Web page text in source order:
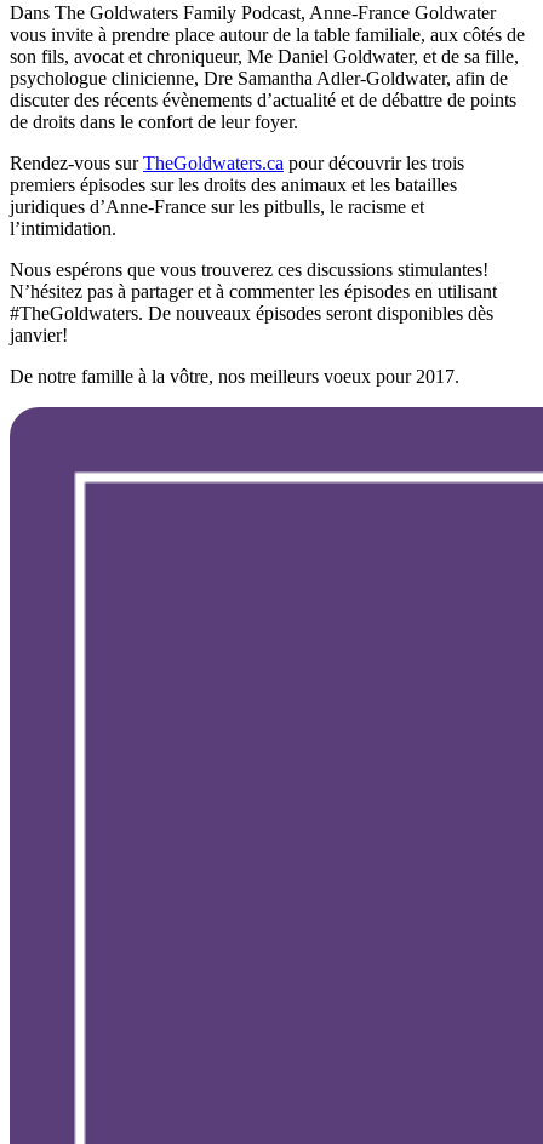
Dans The Goldwaters Family Podcast, Anne-France Goldwater
vous invite à prendre place autour de la table familiale, aux côtés de
son fils, avocat et chroniqueur, Me Daniel Goldwater, et de sa fille,
psychologue clinicienne, Dre Samantha Adler-Goldwater, afin de
discuter des récents évènements d’actualité et de débattre de points
de droits dans le confort de leur foyer.
Rendez-vous surTheGoldwaters.ca pour découvrir les trois
premiers épisodes sur les droits des animaux et les batailles
juridiques d’Anne-France sur les pitbulls, le racisme et
l’intimidation.
Nous espérons que vous trouverez ces discussions stimulantes!
N’hésitez pas à partager et à commenter les épisodes en utilisant
#TheGoldwaters. De nouveaux épisodes seront disponibles dès
janvier!
De notre famille à la vôtre, nos meilleurs voeux pour 2017.